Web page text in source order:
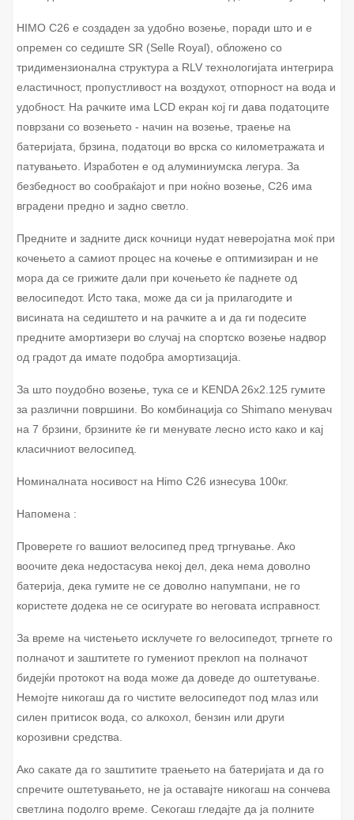
HIMO C26 е создаден за удобно возење, поради што и е
опремен со седиште SR (Selle Royal), обложено со
тридимензионална структура а RLV технологијата интегрира
еластичност, пропустливост на воздухот, отпорност на вода и
удобност. На рачките има LCD екран кој ги дава податоците
поврзани со возењето - начин на возење, траење на
батеријата, брзина, податоци во врска со километражата и
патувањето. Изработен е од алуминиумска легура. За
безбедност во сообраќајот и при ноќно возење, C26 има
вградени предно и задно светло.
Предните и задните диск кочници нудат неверојатна моќ при
кочењето а самиот процес на кочење е оптимизиран и не
мора да се грижите дали при кочењето ќе паднете од
велосипедот. Исто така, може да си ја прилагодите и
висината на седиштето и на рачките а и да ги подесите
предните амортизери во случај на спортско возење надвор
од градот да имате подобра амортизација.
За што поудобно возење, тука се и KENDA 26x2.125 гумите
за различни површини. Во комбинација со Shimano менувач
на 7 брзини, брзините ќе ги менувате лесно исто како и кај
класичниот велосипед.
Номиналната носивост на Himo C26 изнесува 100кг.
Напомена :
Проверете го вашиот велосипед пред тргнување. Ако
воочите дека недостасува некој дел, дека нема доволно
батерија, дека гумите не се доволно напумпани, не го
користете додека не се осигурате во неговата исправност.
За време на чистењето исклучете го велосипедот, тргнете го
полначот и заштитете го гумениот преклоп на полначот
бидејќи протокот на вода може да доведе до оштетување.
Немојте никогаш да го чистите велосипедот под млаз или
силен притисок вода, со алкохол, бензин или други
корозивни средства.
Ако сакате да го заштитите траењето на батеријата и да го
спречите оштетувањето, не ја оставајте никогаш на сончева
светлина подолго време. Секогаш гледајте да ја полните